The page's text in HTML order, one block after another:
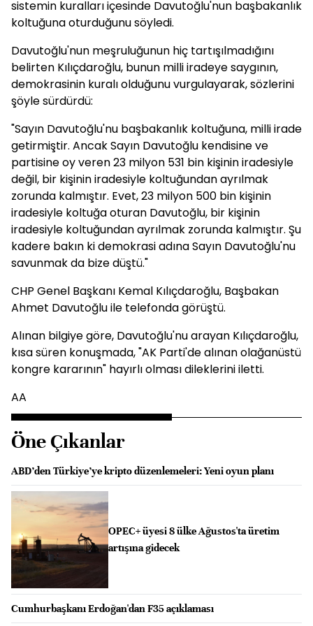
sistemin kuralları içesinde Davutoğlu'nun başbakanlık
koltuğuna oturduğunu söyledi.
Davutoğlu'nun meşruluğunun hiç tartışılmadığını
belirten Kılıçdaroğlu, bunun milli iradeye saygının,
demokrasinin kuralı olduğunu vurgulayarak, sözlerini
şöyle sürdürdü:
"Sayın Davutoğlu'nu başbakanlık koltuğuna, milli irade
getirmiştir. Ancak Sayın Davutoğlu kendisine ve
partisine oy veren 23 milyon 531 bin kişinin iradesiyle
değil, bir kişinin iradesiyle koltuğundan ayrılmak
zorunda kalmıştır. Evet, 23 milyon 500 bin kişinin
iradesiyle koltuğa oturan Davutoğlu, bir kişinin
iradesiyle koltuğundan ayrılmak zorunda kalmıştır. Şu
kadere bakın ki demokrasi adına Sayın Davutoğlu'nu
savunmak da bize düştü."
CHP Genel Başkanı Kemal Kılıçdaroğlu, Başbakan
Ahmet Davutoğlu ile telefonda görüştü.
Alınan bilgiye göre, Davutoğlu'nu arayan Kılıçdaroğlu,
kısa süren konuşmada, "AK Parti'de alınan olağanüstü
kongre kararının" hayırlı olması dileklerini iletti.
AA
Öne Çıkanlar
ABD’den Türkiye’ye kripto düzenlemeleri: Yeni oyun planı
OPEC+ üyesi 8 ülke Ağustos'ta üretim
artışına gidecek
Cumhurbaşkanı Erdoğan'dan F35 açıklaması